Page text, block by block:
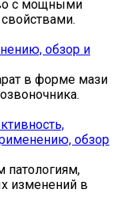
с мощными
обзор и
в форме мази
обзор
патологиям,
изменений в